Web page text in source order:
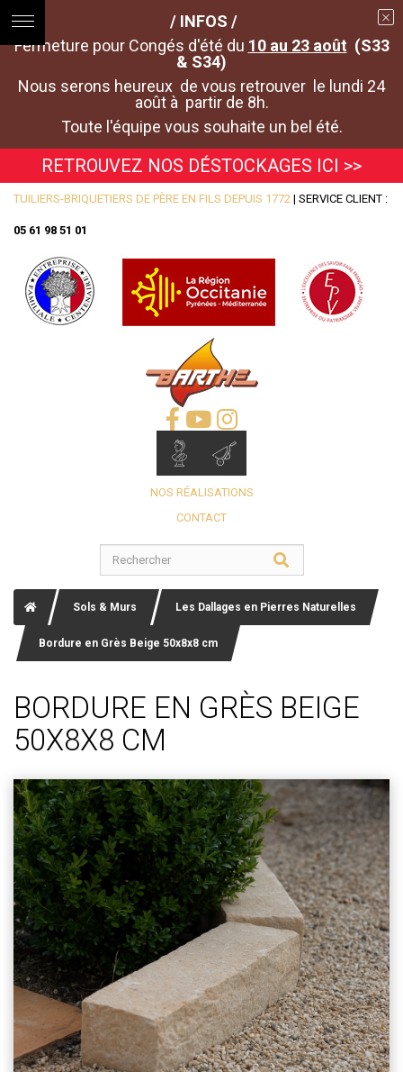
/ INFOS /
Fermeture pour Congés d'été du 10 au 23 août (S33
& S34)
Nous serons heureux de vous retrouver le lundi 24
août à partir de 8h.
Toute l'équipe vous souhaite un bel été.
RETROUVEZ NOS DÉSTOCKAGES ICI >>
TUILIERS-BRIQUETIERS DE PÈRE EN FILS DEPUIS 1772 | SERVICE CLIENT :
05 61 98 51 01
NOS RÉALISATIONS
CONTACT
Sols & Murs Les Dallages en Pierres Naturelles
Bordure en Grès Beige 50x8x8 cm
BORDURE EN GRÈS BEIGE
50X8X8 CM